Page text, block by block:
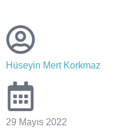
Hüseyin Mert Korkmaz
29 Mayıs 2022